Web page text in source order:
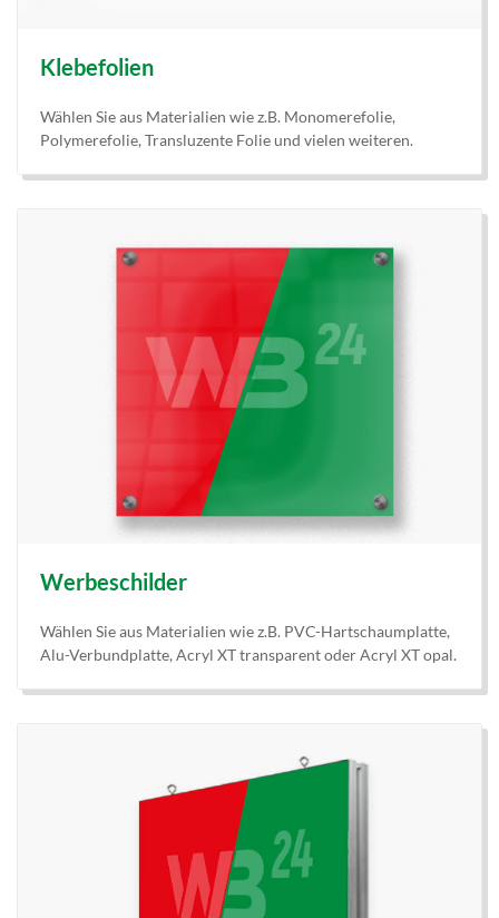
Klebefolien
Wählen Sie aus Materialien wie z.B. Monomerefolie,
Polymerefolie, Transluzente Folie und vielen weiteren.
Werbeschilder
Wählen Sie aus Materialien wie z.B. PVC-Hartschaumplatte,
Alu-Verbundplatte, Acryl XT transparent oder Acryl XT opal.